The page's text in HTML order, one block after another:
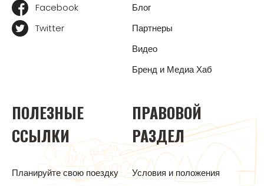
Facebook
Twitter
Блог
Партнеры
Видео
Бренд и Медиа Хаб
ПОЛЕЗНЫЕ
ССЫЛКИ
Планируйте свою поездку
ПРАВОВОЙ
РАЗДЕЛ
Условия и положения